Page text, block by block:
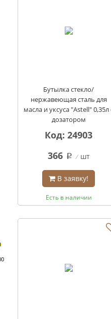
Бутылка стекло/
нержавеющая сталь для
масла и уксуса "Astell" 0,35л
дозатором
Код: 24903
366 q шт
В заявку!
Есть в наличии